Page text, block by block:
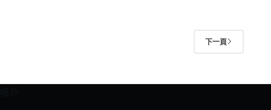
下一頁